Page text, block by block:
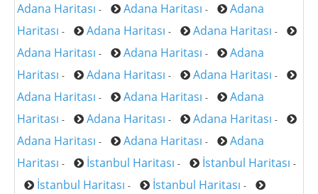
Adana Haritası - Adana Haritası -
Adana
Haritası - Adana Haritası - Adana Haritası -
Adana Haritası - Adana Haritası -
Adana
Haritası - Adana Haritası - Adana Haritası -
Adana Haritası - Adana Haritası -
Adana
Haritası - Adana Haritası - Adana Haritası -
Adana Haritası - Adana Haritası -
Adana
Haritası - İstanbul Haritası - İstanbul Haritası -
İstanbul Haritası - İstanbul Haritası -